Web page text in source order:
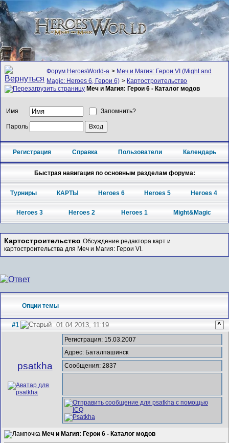
Форум HeroesWorld-а > Меч и Магия: Герои VI (Might and
Magic: Heroes 6, Герои 6) > Картостроительство
Меч и Магия: Герои 6 - Каталог модов
Имя Запомнить?
Пароль
Регистрация Справка Пользователи Календарь
Быстрая навигация по основным разделам форума:
Турниры КАРТЫ Heroes 6 Heroes 5 Heroes 4
Heroes 3 Heroes 2 Heroes 1 Might&Magic
Картостроительство Обсуждение редактора карт и
картостроительства для Меч и Магия: Герои VI.
Опции темы
#1 01.04.2013, 11:19 ^
psatkha
Регистрация: 15.03.2007
Адрес: Баталпашинск
Сообщения: 2837
Меч и Магия: Герои 6 - Каталог модов